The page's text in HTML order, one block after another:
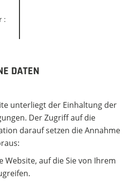
:
DATEN
unterliegt der Einhaltung der
Der Zugriff auf die
darauf setzen die Annahme
Website, auf die Sie von Ihrem